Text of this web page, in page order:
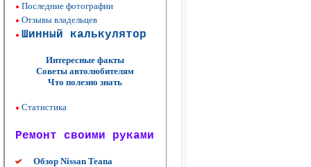
Последние фотографии
Отзывы владельцев
Шинный калькулятор
Интересные факты
Советы автолюбителям
Что полезно знать
Статистика
Ремонт своими руками
Обзор Nissan Teana